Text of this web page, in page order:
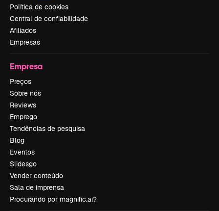
Política de cookies
Central de confiabilidade
Afiliados
Empresas
Empresa
Preços
Sobre nós
Reviews
Emprego
Tendências de pesquisa
Blog
Eventos
Slidesgo
Vender conteúdo
Sala de imprensa
Procurando por magnific.ai?